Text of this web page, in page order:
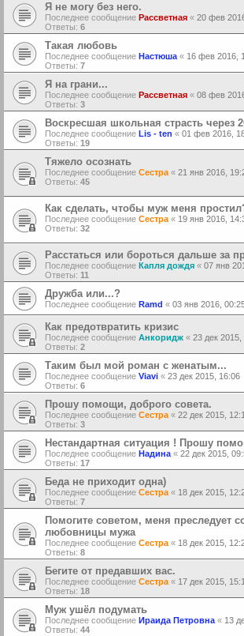
Я не могу без него.
Последнее сообщение Рассветная « 20 фев
Ответы: 6
Такая любовь
Последнее сообщение Настюша « 16 фев 2016,
Ответы: 7
Я на грани...
Последнее сообщение Рассветная « 08 фев
Ответы: 3
Воскресшая школьная страсть через
Последнее сообщение Lis - ten « 01 фев 2016,
Ответы: 19
Тяжело осознать
Последнее сообщение Сестра « 21 янв 2016,
Ответы: 45
Как сделать, чтобы муж меня
Последнее сообщение Сестра « 19 янв 2016,
Ответы: 32
Расстаться или бороться дальше за
Последнее сообщение Капля дождя « 07 янв
Ответы: 11
Дружба или...?
Последнее сообщение Ramd « 03 янв 2016,
Как предотвратить кризис
Последнее сообщение Анкоридж « 23 дек 2015,
Ответы: 2
Таким был мой роман с женатым...
Последнее сообщение Viavi « 23 дек 2015, 16:06
Ответы: 6
Прошу помощи, доброго совета.
Последнее сообщение Сестра « 22 дек 2015,
Ответы: 3
Нестандартная ситуация ! Прошу
Последнее сообщение Надина « 22 дек 2015,
Ответы: 17
Беда не приходит одна)
Последнее сообщение Сестра « 18 дек 2015,
Ответы: 7
Помогите советом, меня преследует
любовницы мужа
Последнее сообщение Сестра « 18 дек 2015,
Ответы: 8
Бегите от предавших вас.
Последнее сообщение Сестра « 17 дек 2015,
Ответы: 18
Муж ушёл подумать
Последнее сообщение Ираида Петровна « 13
Ответы: 44